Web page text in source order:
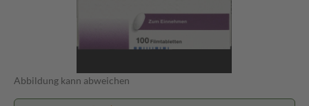
Abbildung kann abweichen